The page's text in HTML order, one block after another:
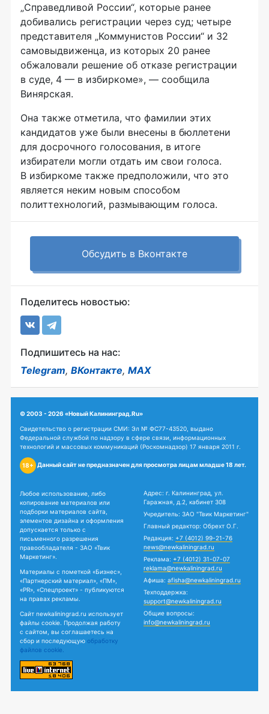
„Справедливой России“, которые ранее
добивались регистрации через суд; четыре
представителя „Коммунистов России“ и 32
самовыдвиженца, из которых 20 ранее
обжаловали решение об отказе регистрации
в суде, 4 — в избиркоме», — сообщила
Винярская.
Она также отметила, что фамилии этих
кандидатов уже были внесены в бюллетени
для досрочного голосования, в итоге
избиратели могли отдать им свои голоса.
В избиркоме также предположили, что это
является неким новым способом
политтехнологий, размывающим голоса.
Обсудить в Вконтакте
Поделитесь новостью:
Подпишитесь на нас:
Telegram, ВКонтакте, MAX
© 2003 - 2026 «Новый Калининград.Ru»
Свидетельство о регистрации СМИ: Эл № ФС77-43520, выдано
Федеральной службой по надзору в сфере связи, информационных
технологий и массовых коммуникаций (Роскомнадзор) 17 января 2011 г.
18+ Данный сайт не предназначен для просмотра лицам младше 18 лет.
Любое использование, либо
копирование материалов или
подборки материалов сайта,
элементов дизайна и оформления
допускается только с
письменного разрешения
правообладателя - ЗАО «Твик
Маркетинг».
Материалы с пометкой «Бизнес»,
«Партнерский материал», «ПМ»,
«PR», «Спецпроект» - публикуются
на правах рекламы.
Сайт newkaliningrad.ru использует
файлы cookie. Продолжая работу
с сайтом, вы соглашаетесь на
сбор и последующую обработку
файлов cookie.
Адрес: г. Калининград, ул.
Гаражная, д.2, кабинет 308
Учредитель: ЗАО "Твик Маркетинг"
Главный редактор: Обрехт О.Г.
Редакция: +7 (4012) 99-21-76
news@newkaliningrad.ru
Реклама: +7 (4012) 31-07-07
reklama@newkaliningrad.ru
Афиша: afisha@newkaliningrad.ru
Техподдержка:
support@newkaliningrad.ru
Общие вопросы:
info@newkaliningrad.ru